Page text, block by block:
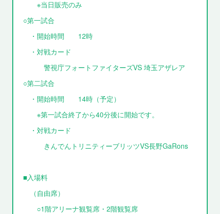
※当日販売のみ
○第一試合
・開始時間 12時
・対戦カード
警視庁フォートファイターズVS 埼玉アザレア
○第二試合
・開始時間 14時（予定）
※第一試合終了から40分後に開始です。
・対戦カード
きんでんトリニティーブリッツVS長野GaRons
■入場料
（自由席）
○1階アリーナ観覧席・2階観覧席